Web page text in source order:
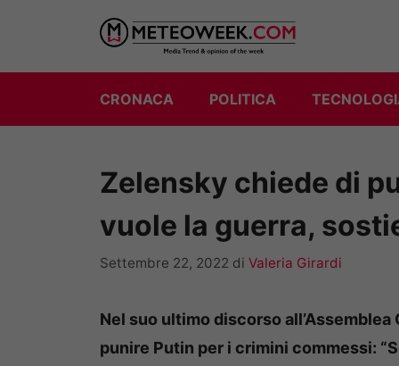
contenuto
CRONACA POLITICA
Zelensky chiede di
vuole la guerra,
Settembre 22, 2022 di Valeria Girardi
Nel suo ultimo discorso
punire Putin per i crimini commessi: